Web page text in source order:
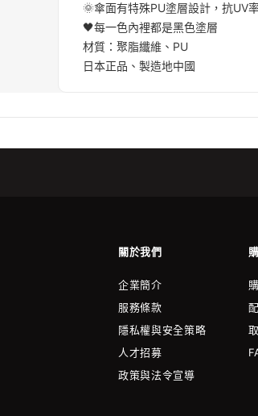
🌞傘面有特殊PU塗層設計，抗UV
🖤每一色內裡都是黑色塗層
材質：聚脂纖維、PU
日本正品、製造地中國
關於我們
企業簡介
服務條款
隱私權與安全策略
人才招募
政策與法令宣導